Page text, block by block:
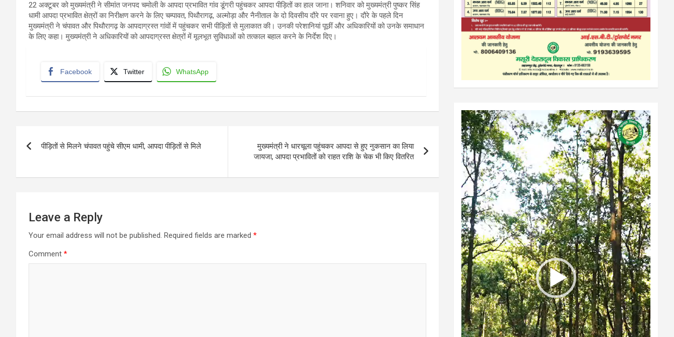
22 अक्टूबर को मुख्यमंत्री ने सीमांत जनपद चमोली के आपदा प्रभावित गांव डूंगरी पहुंचकर आपदा पीड़ितों का हाल जाना। शनिवार को मुख्यमंत्री पुष्कर सिंह
धामी आपदा प्रभावित क्षेत्रों का निरीक्षण करने के लिए चम्पावत, पिथौरागढ़, अल्मोड़ा और नैनीताल के दो दिवसीय दौरे पर रवाना हुए। दौरे के पहले दिन
मुख्यमंत्री ने चंपावत और पिथौरागढ़ के आपदाग्रस्त गांवों में पहुंचकर सभी पीड़ितों से मुलाकात की। उनकी परेशानियां पूछीं और अधिकारियों को उनके समाधान
के लिए कहा। मुख्यमंत्री ने अधिकारियों को आपदाग्रस्त क्षेत्रों में मूलभूत सुविधाओं को तत्काल बहाल करने के निर्देश दिए।
Facebook Twitter WhatsApp
navigation
पीड़ितों से मिलने चंपावत पहुंचे सीएम धामी, आपदा पीड़ितों से मिले
मुख्यमंत्री ने धारचूला पहुंचकर आपदा से हुए नुकसान का लिया
जायजा, आपदा प्रभावितों को राहत राशि के चेक भी किए वितरित
Leave a Reply
Your email address will not be published. Required fields are marked *
Comment *
Video
Player